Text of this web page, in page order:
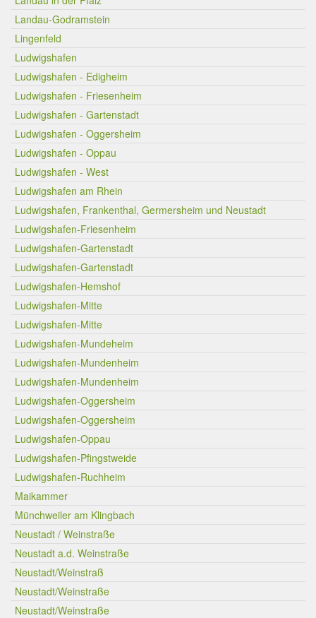
Landau-Godramstein
Lingenfeld
Ludwigshafen
Ludwigshafen - Edigheim
Ludwigshafen - Friesenheim
Ludwigshafen - Gartenstadt
Ludwigshafen - Oggersheim
Ludwigshafen - Oppau
Ludwigshafen - West
Ludwigshafen am Rhein
Ludwigshafen, Frankenthal, Germersheim und Neustadt
Ludwigshafen-Friesenheim
Ludwigshafen-Gartenstadt
Ludwigshafen-Gartenstadt
Ludwigshafen-Hemshof
Ludwigshafen-Mitte
Ludwigshafen-Mitte
Ludwigshafen-Mundeheim
Ludwigshafen-Mundenheim
Ludwigshafen-Mundenheim
Ludwigshafen-Oggersheim
Ludwigshafen-Oggersheim
Ludwigshafen-Oppau
Ludwigshafen-Pfingstweide
Ludwigshafen-Ruchheim
Maikammer
Münchweiler am Klingbach
Neustadt / Weinstraße
Neustadt a.d. Weinstraße
Neustadt/Weinstraß
Neustadt/Weinstraße
Neustadt/Weinstraße